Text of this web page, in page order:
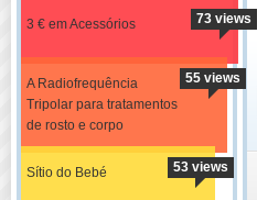
3 € em Acessórios 73 views
A Radiofrequência
Tripolar para tratamentos
de rosto e corpo
55 views
Sítio do Bebé 53 views